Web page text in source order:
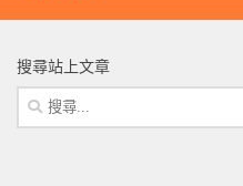
搜尋站上文章
搜
尋